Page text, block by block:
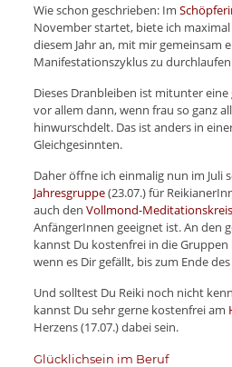
Wie schon geschrieben: Im
November startet, biete ich
diesem Jahr an, mit mir gemeinsam
Manifestationszyklus zu
Dieses Dranbleiben ist mitunter
vor allem dann, wenn frau so ganz
hinwurschdelt. Das ist anders in
Gleichgesinnten.
Daher öffne ich einmalig nun im Juli
Jahresgruppe(23.07.) für
auch den Vollmond-Meditationskreis
AnfängerInnen geeignet ist. An den
kannst Du kostenfrei in die
wenn es Dir gefällt, bis zum Ende
Und solltest Du Reiki noch nicht
kannst Du sehr gerne kostenfrei am
Herzens (17.07.) dabei sein.
Glücklichsein im Beruf